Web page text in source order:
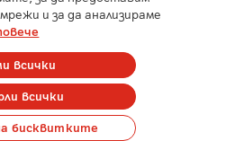
Member of A1 Group
| Protected by reCAPTCHA
Управление на лични данни
и за да анализираме
бисквитките
всички
всички